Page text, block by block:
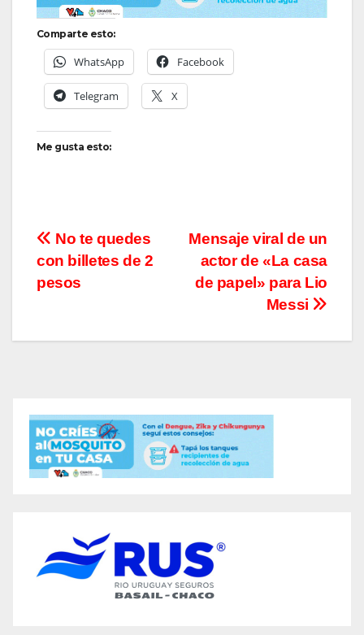
Comparte esto:
WhatsApp Facebook
Telegram X
Me gusta esto:
Navegación
de
Mensaje viral de un
actor de «La casa
de papel» para Lio
Messi
No te quedes
con billetes de 2
pesos